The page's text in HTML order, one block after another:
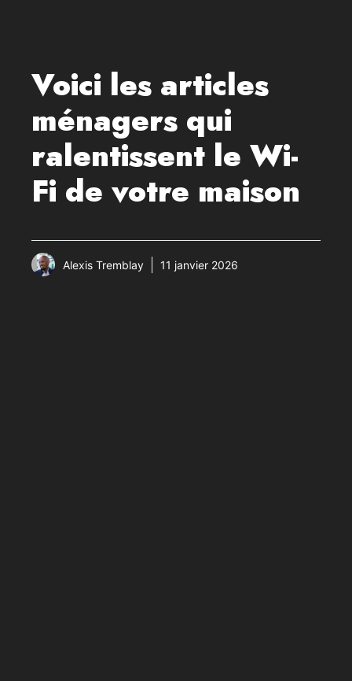
Voici les articles
ménagers qui
ralentissent le Wi-
Fi de votre maison
Alexis Tremblay 11 janvier 2026